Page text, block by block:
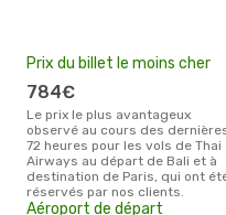
Prix du billet le moins cher
784€
Le prix le plus avantageux
observé au cours des
72 heures pour les vols de Thai
Airways au départ de Bali et à
destination de Paris, qui ont
réservés par nos clients.
Aéroport de départ